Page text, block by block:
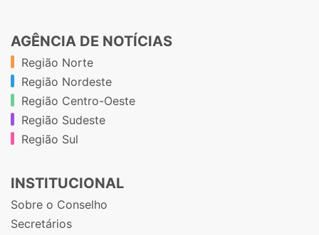
AGÊNCIA DE NOTÍCIAS
Região Norte
Região Nordeste
Região Centro-Oeste
Região Sudeste
Região Sul
INSTITUCIONAL
Sobre o Conselho
Secretários